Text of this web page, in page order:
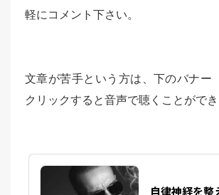
軽にコメント下さい。
文章が苦手という方は、下のバナー
クリックすると音声で聴くことができ